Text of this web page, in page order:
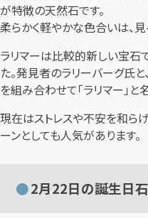
が特徴の天然石です。
柔らかく軽やかな色合いは、
ラリマーは比較的新しい宝石
た。発見者のラリーバーグ氏と
を組み合わせて「ラリマー」と
現在はストレスや不安を和ら
ーンとしても人気があります。
2月22日の誕生日